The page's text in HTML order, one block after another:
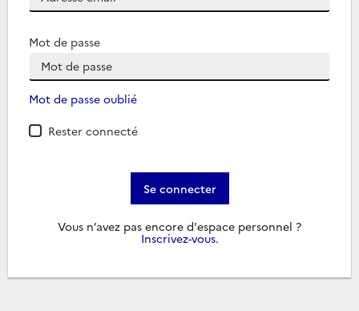
Mot de passe
Mot de passe oublié
Rester connecté
Se connecter
Vous n’avez pas encore d'espace personnel ?
Inscrivez-vous.